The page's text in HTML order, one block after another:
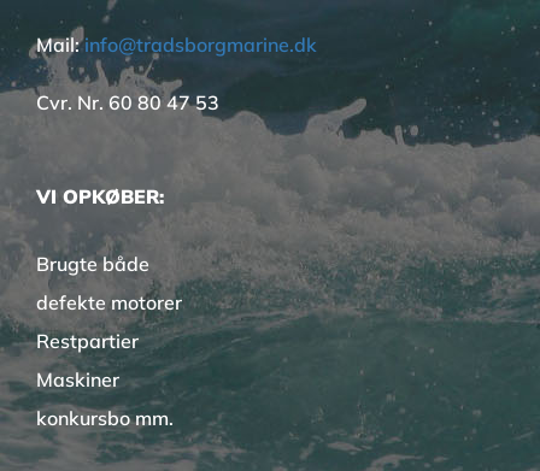
Mail:info@tradsborgmarine.dk
Cvr. Nr. 60 80 47 53
VI OPKØBER:
Brugte både
defekte motorer
Restpartier
Maskiner
konkursbo mm.